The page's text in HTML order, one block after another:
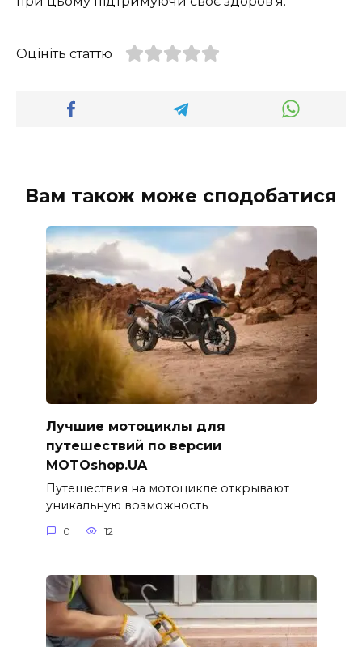
Оцініть статтю
Вам також може сподобатися
Лучшие мотоциклы для
путешествий по версии
MOTOshop.UA
Путешествия на мотоцикле открывают
уникальную возможность
0 12